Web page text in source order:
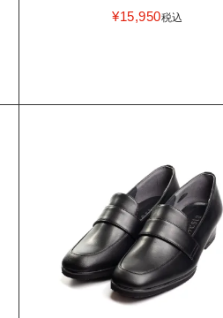
¥15,950税込